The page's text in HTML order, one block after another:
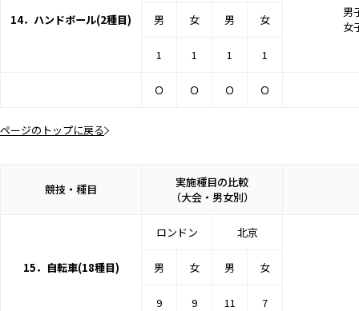
14．ハンドボール(2種目)
男
女
男 女 男 女
1 1 1 1
Ｏ Ｏ Ｏ Ｏ
ページのトップに戻る
競技・種目
実施種目の比較
（大会・男女別）
15．自転車(18種目)
ロンドン 北京
男 女 男 女
9 9 11 7